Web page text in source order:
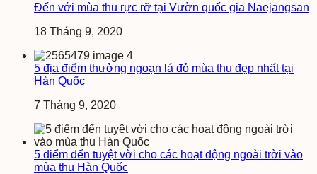
Đến với mùa thu rực rỡ tại Vườn quốc gia Naejangsan
18 Tháng 9, 2020
5 địa điểm thưởng ngoạn lá đỏ mùa thu đẹp nhất tại
Hàn Quốc
7 Tháng 9, 2020
5 điểm đến tuyệt vời cho các hoạt động ngoài trời vào
mùa thu Hàn Quốc